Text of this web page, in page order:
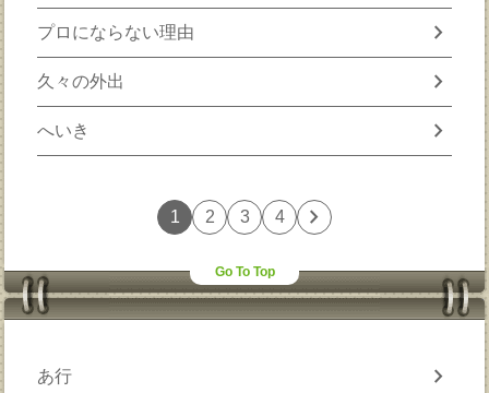
プロにならない理由 chevron_right
久々の外出 chevron_right
へいき chevron_right
1 2 3 4 chevron_right
Go To Top
あ行 chevron_right